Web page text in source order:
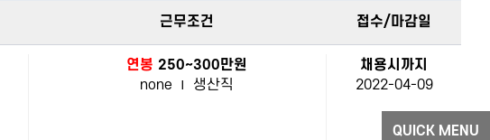
근무조건 접수/마감일
연봉 250~300만원
none
| 생산직
채용시까지
2022-04-09
QUICK MENU